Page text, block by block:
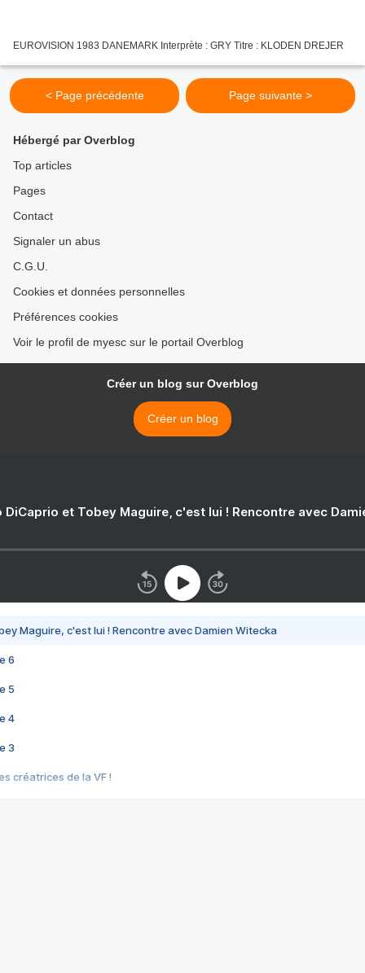
EUROVISION 1983 DANEMARK Interprète : GRY Titre : KLODEN DREJER
< Page précédente Page suivante >
Hébergé par Overblog
Top articles
Pages
Contact
Signaler un abus
C.G.U.
Cookies et données personnelles
Préférences cookies
Voir le profil de myesc sur le portail Overblog
Créer un blog sur Overblog
Créer un blog
DiCaprio et Tobey Maguire, c'est lui ! Rencontre avec
Maguire, c'est lui ! Rencontre avec Damien Witecka
6
5
4
3
créatrices de la VF !